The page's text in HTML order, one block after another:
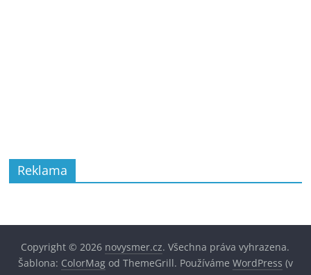
Reklama
Copyright © 2026 novysmer.cz. Všechna práva vyhrazena.
Šablona: ColorMagod ThemeGrill. Používáme WordPress (v